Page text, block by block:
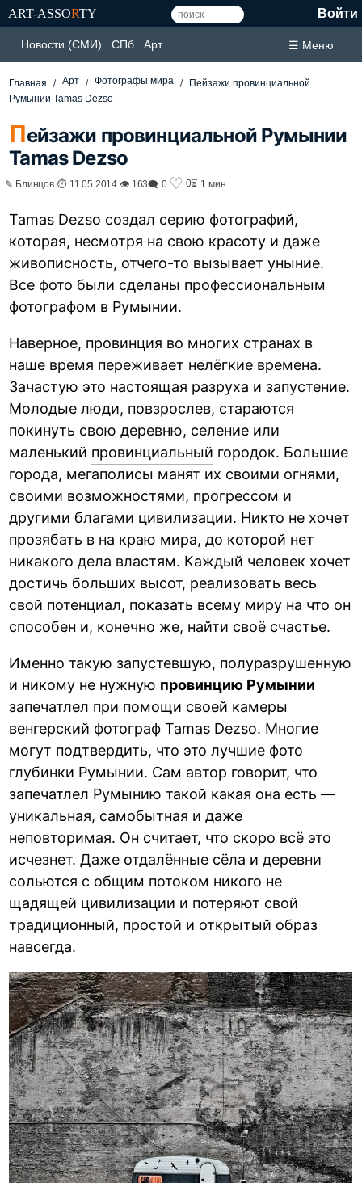
ART-ASSORTY Войти
Новости (СМИ) СПб Арт ☰ Меню
Главная Арт Фотографы мира
Пейзажи провинциальной
Румынии Tamas Dezso
Пейзажи провинциальной Румынии
Tamas Dezso
✎ Блинцов ⏱ 11.05.2014 👁 163🗨 0 ♡ 0⏳ 1 мин
Tamas Dezso создал серию фотографий,
которая, несмотря на свою красоту и даже
живописность, отчего-то вызывает уныние.
Все фото были сделаны профессиональным
фотографом в Румынии.
Наверное, провинция во многих странах в
наше время переживает нелёгкие времена.
Зачастую это настоящая разруха и запустение.
Молодые люди, повзрослев, стараются
покинуть свою деревню, селение или
маленький провинциальный городок. Большие
города, мегаполисы манят их своими огнями,
своими возможностями, прогрессом и
другими благами цивилизации. Никто не хочет
прозябать в на краю мира, до которой нет
никакого дела властям. Каждый человек хочет
достичь больших высот, реализовать весь
свой потенциал, показать всему миру на что он
способен и, конечно же, найти своё счастье.
Именно такую запустевшую, полуразрушенную
и никому не нужную провинцию Румынии
запечатлел при помощи своей камеры
венгерский фотограф Tamas Dezso. Многие
могут подтвердить, что это лучшие фото
глубинки Румынии. Сам автор говорит, что
запечатлел Румынию такой какая она есть —
уникальная, самобытная и даже
неповторимая. Он считает, что скоро всё это
исчезнет. Даже отдалённые сёла и деревни
сольются с общим потоком никого не
щадящей цивилизации и потеряют свой
традиционный, простой и открытый образ
навсегда.